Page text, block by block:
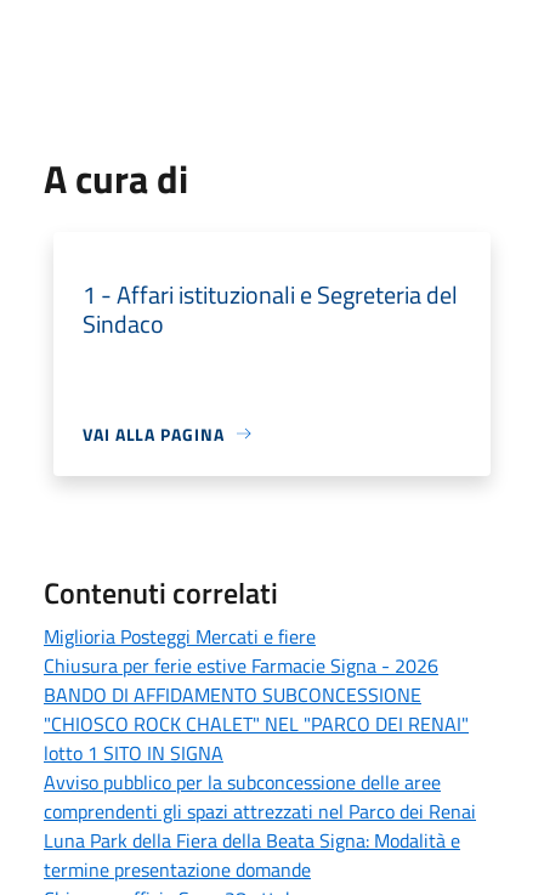
A cura di
1 - Affari istituzionali e Segreteria del
Sindaco
VAI ALLA PAGINA
Contenuti correlati
Miglioria Posteggi Mercati e fiere
Chiusura per ferie estive Farmacie Signa - 2026
BANDO DI AFFIDAMENTO SUBCONCESSIONE
"CHIOSCO ROCK CHALET" NEL "PARCO DEI RENAI"
lotto 1 SITO IN SIGNA
Avviso pubblico per la subconcessione delle aree
comprendenti gli spazi attrezzati nel Parco dei Renai
Luna Park della Fiera della Beata Signa: Modalità e
termine presentazione domande